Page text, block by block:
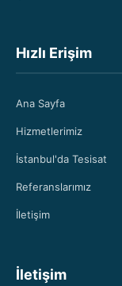
Hızlı Erişim
Ana Sayfa
Hizmetlerimiz
İstanbul'da Tesisat
Referanslarımız
İletişim
İletişim